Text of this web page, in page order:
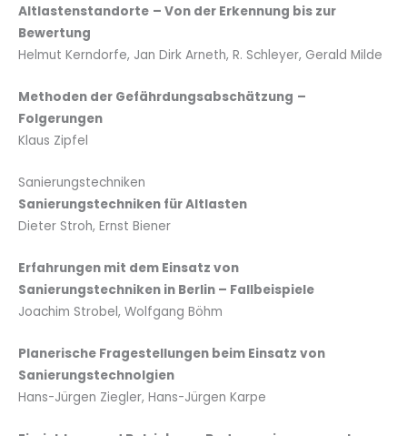
Altlastenstandorte – Von der Erkennung bis zur
Bewertung
Helmut Kerndorfe, Jan Dirk Arneth, R. Schleyer, Gerald Milde
Methoden der Gefährdungsabschätzung –
Folgerungen
Klaus Zipfel
Sanierungstechniken
Sanierungstechniken für Altlasten
Dieter Stroh, Ernst Biener
Erfahrungen mit dem Einsatz von
Sanierungstechniken in Berlin – Fallbeispiele
Joachim Strobel, Wolfgang Böhm
Planerische Fragestellungen beim Einsatz von
Sanierungstechnolgien
Hans-Jürgen Ziegler, Hans-Jürgen Karpe